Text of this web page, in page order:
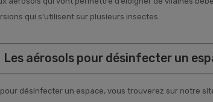
qui s’utilisent sur plusieurs insectes.
Les aérosols pour désinfecter un
désinfecter un espace, vous trouverez sur notre